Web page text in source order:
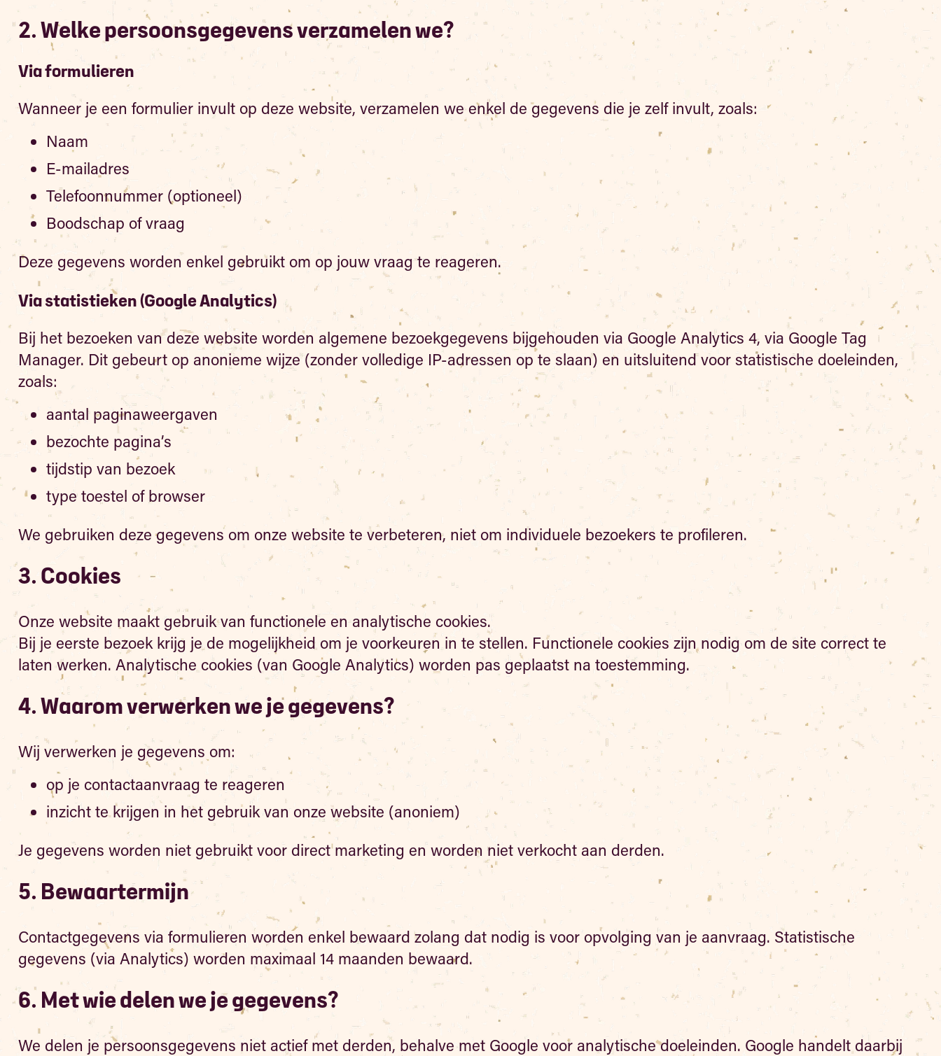
2. Welke persoonsgegevens verzamelen we?
Via formulieren
Wanneer je een formulier invult op deze website, verzamelen we enkel de gegevens die je zelf invult, zoals:
Naam
E-mailadres
Telefoonnummer (optioneel)
Boodschap of vraag
Deze gegevens worden enkel gebruikt om op jouw vraag te reageren.
Via statistieken (Google Analytics)
Bij het bezoeken van deze website worden algemene bezoekgegevens bijgehouden via Google Analytics 4, via Google Tag
Manager. Dit gebeurt op anonieme wijze (zonder volledige IP-adressen op te slaan) en uitsluitend voor statistische doeleinden,
zoals:
aantal paginaweergaven
bezochte pagina’s
tijdstip van bezoek
type toestel of browser
We gebruiken deze gegevens om onze website te verbeteren, niet om individuele bezoekers te profileren.
3. Cookies
Onze website maakt gebruik van functionele en analytische cookies.
Bij je eerste bezoek krijg je de mogelijkheid om je voorkeuren in te stellen. Functionele cookies zijn nodig om de site correct te
laten werken. Analytische cookies (van Google Analytics) worden pas geplaatst na toestemming.
4. Waarom verwerken we je gegevens?
Wij verwerken je gegevens om:
op je contactaanvraag te reageren
inzicht te krijgen in het gebruik van onze website (anoniem)
Je gegevens worden niet gebruikt voor direct marketing en worden niet verkocht aan derden.
5. Bewaartermijn
Contactgegevens via formulieren worden enkel bewaard zolang dat nodig is voor opvolging van je aanvraag. Statistische
gegevens (via Analytics) worden maximaal 14 maanden bewaard.
6. Met wie delen we je gegevens?
We delen je persoonsgegevens niet actief met derden, behalve met Google voor analytische doeleinden. Google handelt daarbij